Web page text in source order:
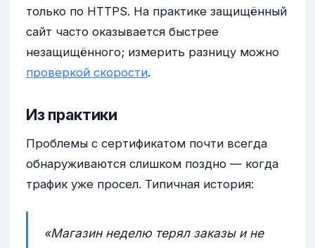
только по HTTPS. На практике защищённый
сайт часто оказывается быстрее
незащищённого; измерить разницу можно
проверкой скорости.
Из практики
Проблемы с сертификатом почти всегда
обнаруживаются слишком поздно — когда
трафик уже просел. Типичная история:
«Магазин неделю терял заказы и не